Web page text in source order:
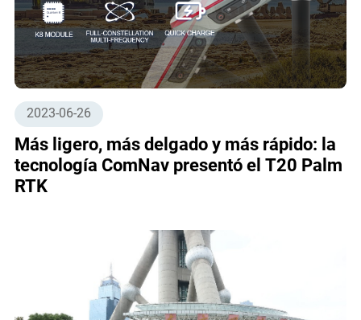
2023-06-26
Más ligero, más delgado y más rápido: la
tecnología ComNav presentó el T20 Palm
RTK